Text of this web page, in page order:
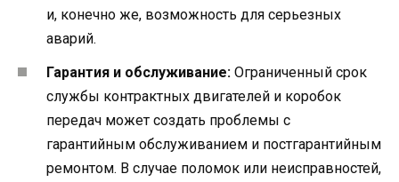
и, конечно же, возможность для серьезных
аварий.
Гарантия и обслуживание: Ограниченный срок
службы контрактных двигателей и коробок
передач может создать проблемы с
гарантийным обслуживанием и постгарантийным
ремонтом. В случае поломок или неисправностей,